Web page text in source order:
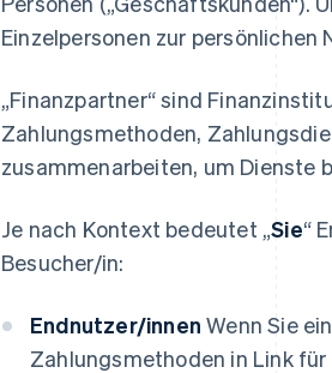
Einzelpersonen zur persönlichen
„Finanzpartner“ sind
Zahlungsmethoden,
zusammenarbeiten, um Dienste
Je nach Kontext bedeutet „Sie“
Besucher/in:
Endnutzer/innen Wenn Sie
Zahlungsmethoden in Link für